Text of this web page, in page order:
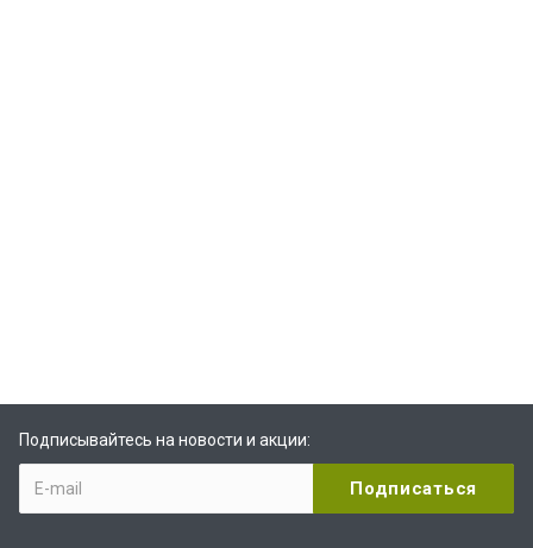
Подписывайтесь на новости и акции: